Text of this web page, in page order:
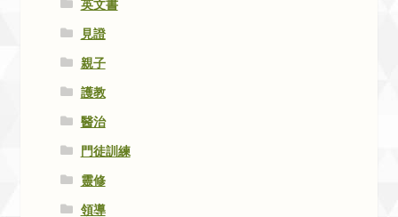
英文書
見證
親子
護教
醫治
門徒訓練
靈修
領導